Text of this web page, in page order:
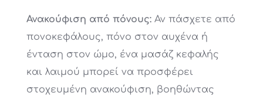
Ανακούφιση από πόνους:Αν πάσχετε από
πονοκεφάλους, πόνο στον αυχένα ή
ένταση στον ώμο, ένα μασάζ κεφαλής
και λαιμού μπορεί να προσφέρει
στοχευμένη ανακούφιση, βοηθώντας